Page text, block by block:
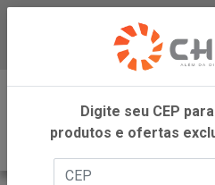
Digite seu CEP
produtos e ofertas